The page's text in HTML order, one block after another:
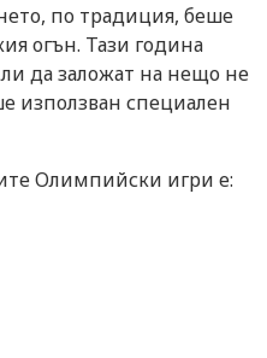
по традиция, беше
огън. Тази година
да заложат на нещо не
използван специален
Олимпийски игри е: